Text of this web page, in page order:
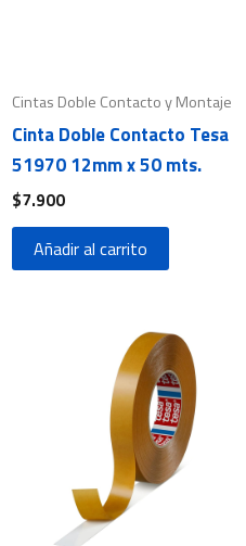
Cintas Doble Contacto y Montaje
Cinta Doble Contacto Tesa
51970 12mm x 50 mts.
$7.900
Añadir al carrito